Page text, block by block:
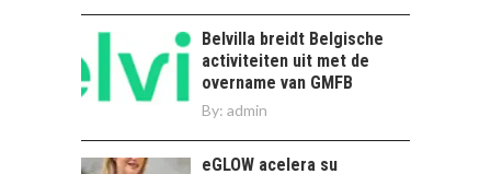
turismo y la
economía…
LA IMPORTANCIA DE
DIVERSIFICAR LAS
EXPORTACIONES
CHILENAS
Belvilla breidt Belgische
activiteiten uit met de
overname van GMFB
By: admin
eGLOW acelera su